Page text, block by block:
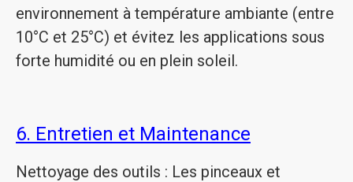
environnement à température ambiante (entre
10°C et 25°C) et évitez les applications sous
forte humidité ou en plein soleil.
6. Entretien et Maintenance
Nettoyage des outils : Les pinceaux et